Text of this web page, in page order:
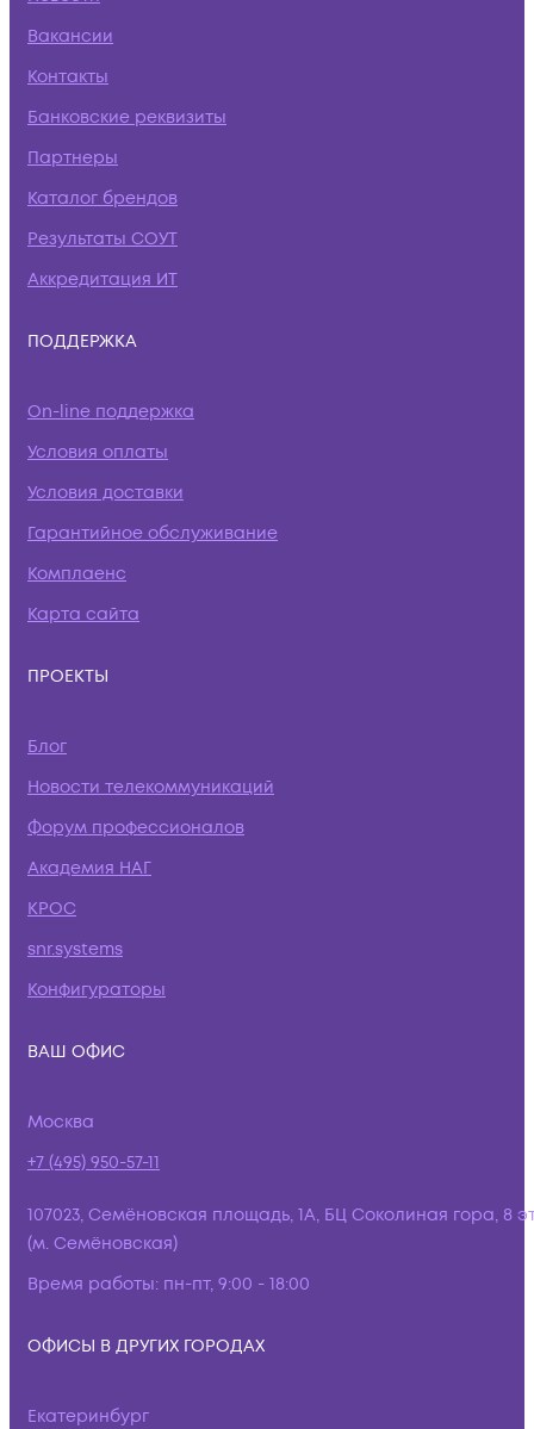
Вакансии
Контакты
Банковские реквизиты
Партнеры
Каталог брендов
Результаты СОУТ
Аккредитация ИТ
ПОДДЕРЖКА
On-line поддержка
Условия оплаты
Условия доставки
Гарантийное обслуживание
Комплаенс
Карта сайта
ПРОЕКТЫ
Блог
Новости телекоммуникаций
Форум профессионалов
Академия НАГ
КРОС
snr.systems
Конфигураторы
ВАШ ОФИС
Москва
+7 (495) 950-57-11
107023, Семёновская площадь, 1А, БЦ Соколиная гора, 8
(м. Семёновская)
Время работы: пн-пт, 9:00 - 18:00
ОФИСЫ В ДРУГИХ ГОРОДАХ
Екатеринбург